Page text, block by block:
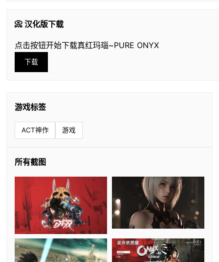
📀 汉化版下载
点击按钮开始下载真红玛瑙~PURE ONYX
下载
游戏标签
ACT神作 游戏
所有截图